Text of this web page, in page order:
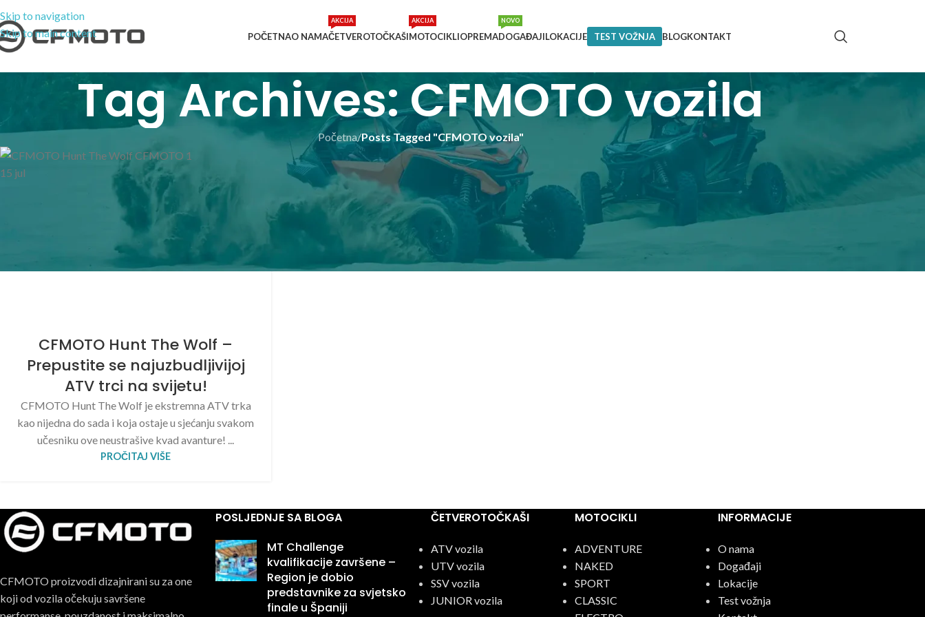
Skip to navigation
Skip to main content
POČETNAO NAMAČETVEROTOČKAŠI
AKCIJA
MOTOCIKLI
AKCIJA
OPREMADOGAĐAJI
NOVO
LOKACIJE TEST VOŽNJA BLOGKONTAKT
Tag Archives: CFMOTO vozila
Početna/Posts Tagged "CFMOTO vozila"
15 jul
CFMOTO Hunt The Wolf –
Prepustite se najuzbudljivijoj
ATV trci na svijetu!
CFMOTO Hunt The Wolf je ekstremna ATV trka
kao nijedna do sada i koja ostaje u sjećanju svakom
učesniku ove neustrašive kvad avanture! ...
PROČITAJ VIŠE
CFMOTO proizvodi dizajnirani su za one
koji od vozila očekuju savršene
POSLJEDNJE SA BLOGA
MT Challenge
kvalifikacije završene –
Region je dobio
predstavnike za svjetsko
finale u Španiji
ČETVEROTOČKAŠI
ATV vozila
UTV vozila
SSV vozila
JUNIOR vozila
MOTOCIKLI
ADVENTURE
NAKED
SPORT
CLASSIC
INFORMACIJE
O nama
Događaji
Lokacije
Test vožnja